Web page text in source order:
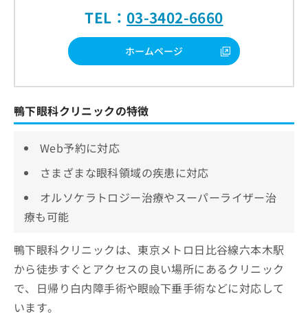
TEL： 03-3402-6660
ホームページ
鴨下眼科クリニックの特徴
Web予約に対応
さまざまな眼科領域の疾患に対応
オルソケラトロジー治療やスーパーライザー治
療も可能
鴨下眼科クリニックは、東京メトロ日比谷線六本木駅
から徒歩すぐとアクセスの良い場所にあるクリニック
で、日帰り白内障手術や眼瞼下垂手術などに対応して
います。